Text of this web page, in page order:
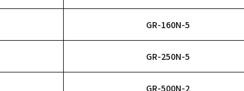
GR-160N-5
GR-250N-5
GR-500N-2